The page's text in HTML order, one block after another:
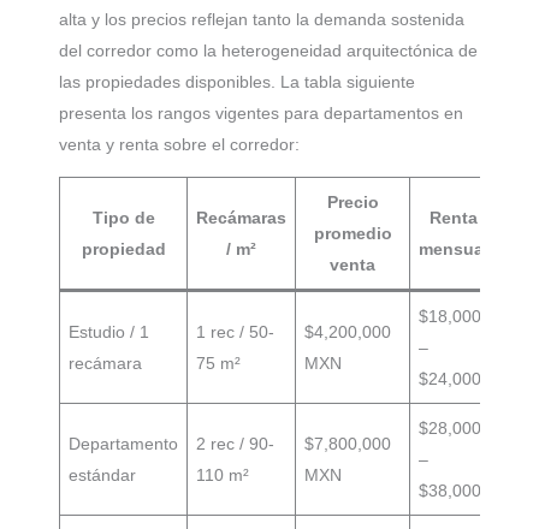
alta y los precios reflejan tanto la demanda sostenida
del corredor como la heterogeneidad arquitectónica de
las propiedades disponibles. La tabla siguiente
presenta los rangos vigentes para departamentos en
venta y renta sobre el corredor:
Tipo de
propiedad
Recámaras
/ m²
Precio
promedio
venta
Renta
mensual
Estudio / 1
recámara
1 rec / 50-
75 m²
$4,200,000
MXN
$18,000
–
$24,000
Departamento
estándar
2 rec / 90-
110 m²
$7,800,000
MXN
$28,000
–
$38,000